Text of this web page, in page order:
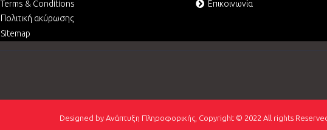
Terms & Conditions
Πολιτική ακύρωσης
Sitemap
Επικοινωνία
Designed by Ανάπτυξη Πληροφορικής, Copyright © 2022 All rights